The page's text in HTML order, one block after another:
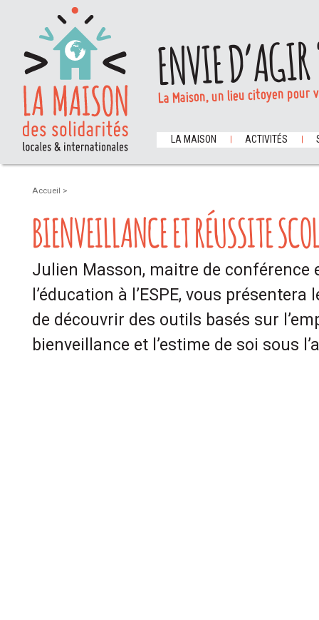
ENVIE
La Maison, un lieu citoyen
LA MAISON ACTIVITÉS
Accueil >
BIENVEILLANCE ET RÉUSSITE
Julien Masson, maitre de conférence
l’éducation à l’ESPE, vous présentera
de découvrir des outils basés sur
bienveillance et l’estime de soi sous